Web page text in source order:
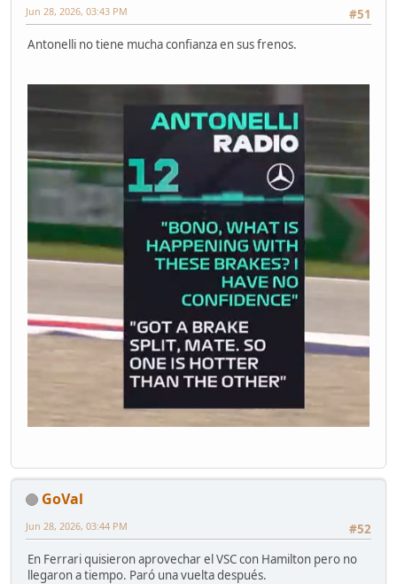
#51
Jun 28, 2026, 03:43 PM
Antonelli no tiene mucha confianza en sus frenos.
GoVal
#52
Jun 28, 2026, 03:44 PM
En Ferrari quisieron aprovechar el VSC con Hamilton pero no
llegaron a tiempo. Paró una vuelta después.